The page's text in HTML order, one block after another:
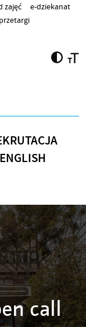
zajęć
e-dziekanat
przetargi
call